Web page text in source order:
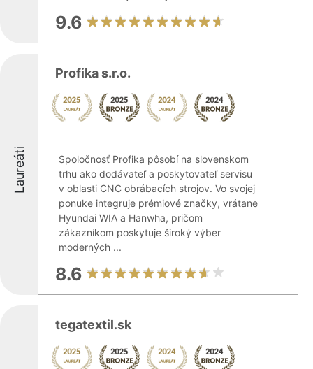
9.6
Laureáti
Profika s.r.o.
Spoločnosť Profika pôsobí na slovenskom
trhu ako dodávateľ a poskytovateľ servisu
v oblasti CNC obrábacích strojov. Vo svojej
ponuke integruje prémiové značky, vrátane
Hyundai WIA a Hanwha, pričom
zákazníkom poskytuje široký výber
moderných ...
8.6
tegatextil.sk